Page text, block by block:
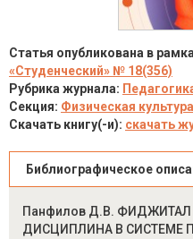
Статья опубликована в
«Студенческий» № 18(356)
Рубрика журнала:
Секция: Физическая культура
Скачать книгу(-и): скачать
Библиографическое
Панфилов Д.В. ФИДЖИТАЛ
ДИСЦИПЛИНА В СИСТЕМЕ